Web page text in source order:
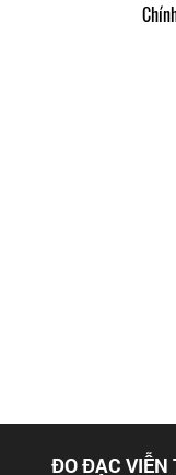
ĐO ĐẠC VIỄN